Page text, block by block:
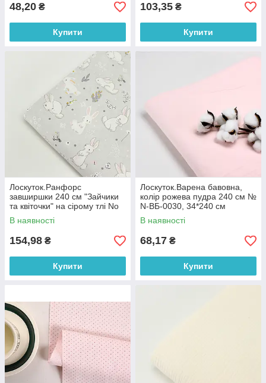
48,20 ₴
Купити
103,35 ₴
Купити
Лоскуток.Ранфорс
завширшки 240 см "Зайчики
та квіточки" на сірому тлі No
3246, 86*240 см
В наявності
154,98 ₴
Купити
Лоскуток.Варена бавовна,
колір рожева пудра 240 см №
N-ВБ-0030, 34*240 см
В наявності
68,17 ₴
Купити